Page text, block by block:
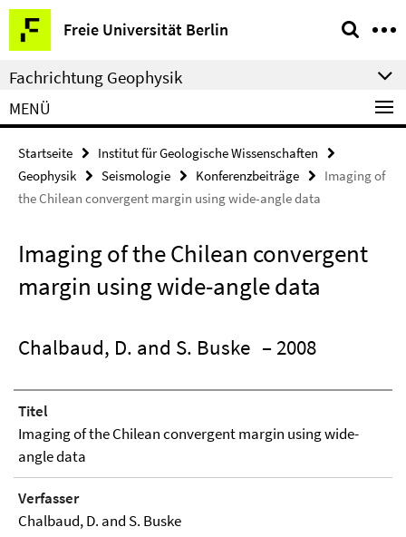
Springe
direkt
zu
Inhalt
Freie Universität Berlin
Service-
Navigation
Fachrichtung Geophysik
MENÜ
Startseite
Institut für Geologische Wissenschaften
Geophysik
Seismologie Konferenzbeiträge
Imaging of
the Chilean convergent margin using wide-angle data
Imaging of the Chilean convergent
margin using wide-angle data
Chalbaud, D. and S. Buske – 2008
Titel
Imaging of the Chilean convergent margin using wide-
angle data
Verfasser
Chalbaud, D. and S. Buske